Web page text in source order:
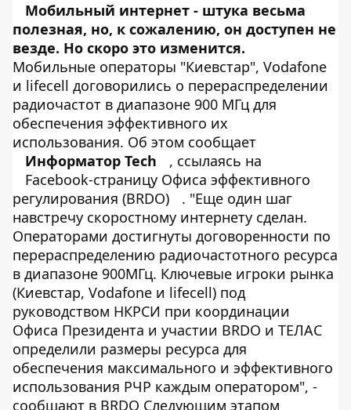
Мобильный интернет - штука весьма
полезная, но, к сожалению, он доступен не
везде. Но скоро это изменится.
Мобильные операторы "Киевстар", Vodafone
и lifecell договорились о перераспределении
радиочастот в диапазоне 900 МГц для
обеспечения эффективного их
использования. Об этом сообщает
Информатор Tech
, ссылаясь на
Facebook-страницу Офиса эффективного
регулирования (BRDO)
. "Еще один шаг
навстречу скоростному интернету сделан.
Операторами достигнуты договоренности по
перераспределению радиочастотного ресурса
в диапазоне 900МГц. Ключевые игроки рынка
(Киевстар, Vodafone и lifecell) под
руководством НКРСИ при координации
Офиса Президента и участии BRDO и ТЕЛАС
определили размеры ресурса для
обеспечения максимального и эффективного
использования РЧР каждым оператором", -
сообщают в BRDO Следующим этапом